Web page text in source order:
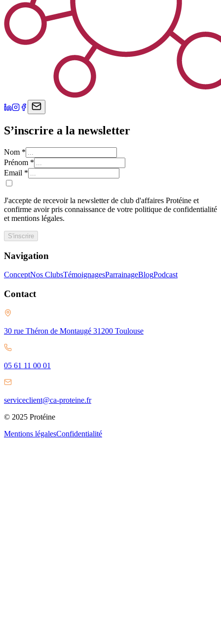
S’inscrire a la newsletter
Nom *
Prénom *
Email *
J'accepte de recevoir la newsletter de club d'affaires Protéine et
confirme avoir pris connaissance de votre politique de confidentialité
et mentions légales.
S'inscrire
Navigation
ConceptNos ClubsTémoignagesParrainageBlogPodcast
Contact
30 rue Théron de Montaugé 31200 Toulouse
05 61 11 00 01
serviceclient@ca-proteine.fr
© 2025 Protéine
Mentions légalesConfidentialité